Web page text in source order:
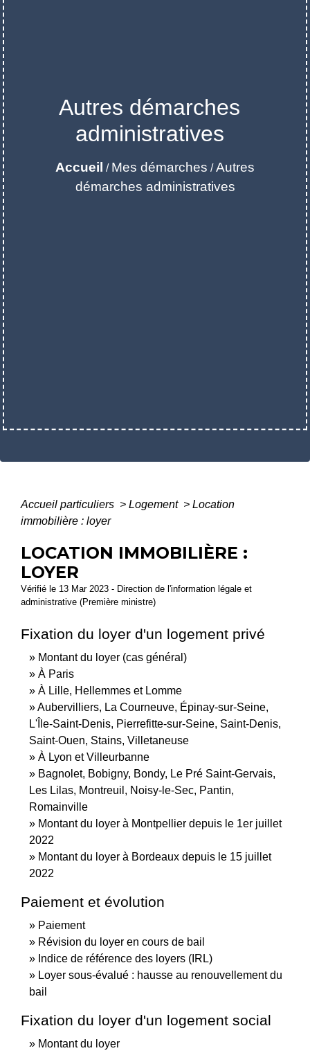
Autres démarches
administratives
Accueil / Mes démarches /Autres
démarches administratives
Accueil particuliers > Logement > Location
immobilière : loyer
LOCATION IMMOBILIÈRE :
LOYER
Vérifié le 13 Mar 2023 - Direction de l'information légale et
administrative (Première ministre)
Fixation du loyer d'un logement privé
Montant du loyer (cas général)
À Paris
À Lille, Hellemmes et Lomme
Aubervilliers, La Courneuve, Épinay-sur-Seine,
L'Île-Saint-Denis, Pierrefitte-sur-Seine, Saint-Denis,
Saint-Ouen, Stains, Villetaneuse
À Lyon et Villeurbanne
Bagnolet, Bobigny, Bondy, Le Pré Saint-Gervais,
Les Lilas, Montreuil, Noisy-le-Sec, Pantin,
Romainville
Montant du loyer à Montpellier depuis le 1er juillet
2022
Montant du loyer à Bordeaux depuis le 15 juillet
2022
Paiement et évolution
Paiement
Révision du loyer en cours de bail
Indice de référence des loyers (IRL)
Loyer sous-évalué : hausse au renouvellement du
bail
Fixation du loyer d'un logement social
Montant du loyer